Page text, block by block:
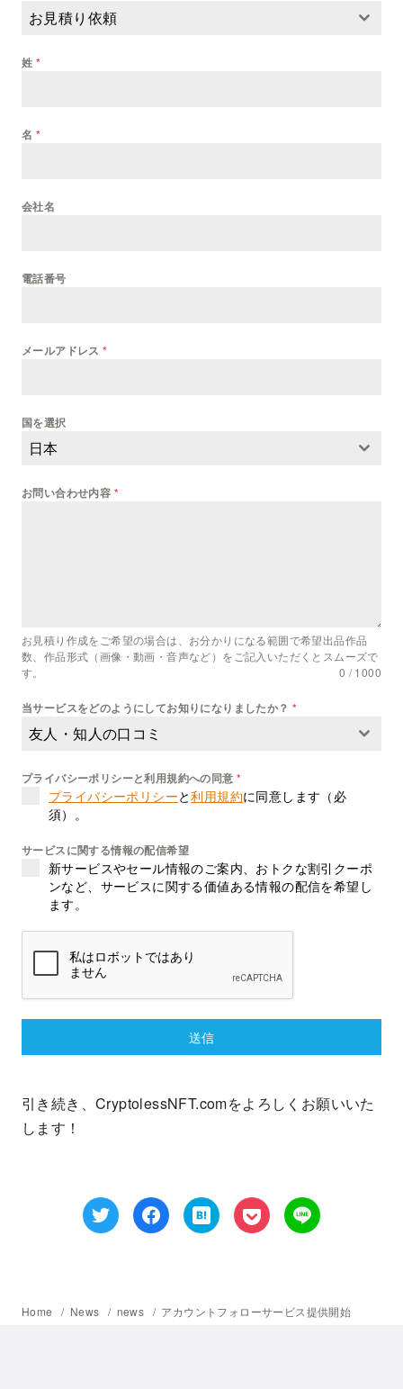
お見積り依頼
姓 *
名 *
会社名
電話番号
メールアドレス*
国を選択
日本
お問い合わせ内容 *
お見積り作成をご希望の場合は、お分かりになる範囲で希望出品作品
数、作品形式（画像・動画・音声など）をご記入いただくとスムーズで
す。
0 / 1000
当サービスをどのようにしてお知りになりましたか？ *
友人・知人の口コミ
プライバシーポリシーと利用規約への同意 *
プライバシーポリシーと利用規約に同意します（必
須）。
サービスに関する情報の配信希望
新サービスやセール情報のご案内、おトクな割引クーポ
ンなど、サービスに関する価値ある情報の配信を希望し
ます。
送信
引き続き、CryptolessNFT.comをよろしくお願いいた
します！
Home News news アカウントフォローサービス提供開始